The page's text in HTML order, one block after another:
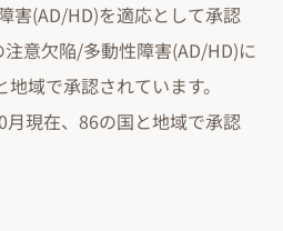
害(AD/HD)を適応として承認
意欠陥/多動性障害(AD/HD)に
域で承認されています。
現在、86の国と地域で承認